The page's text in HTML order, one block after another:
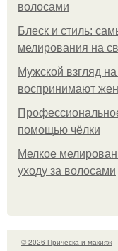
волосами
Блеск и стиль:
мелирования на
Мужской взгляд
воспринимают
помощью чёлки
Мелкое
уходу за волосами
© 2026 Прическа и макияж